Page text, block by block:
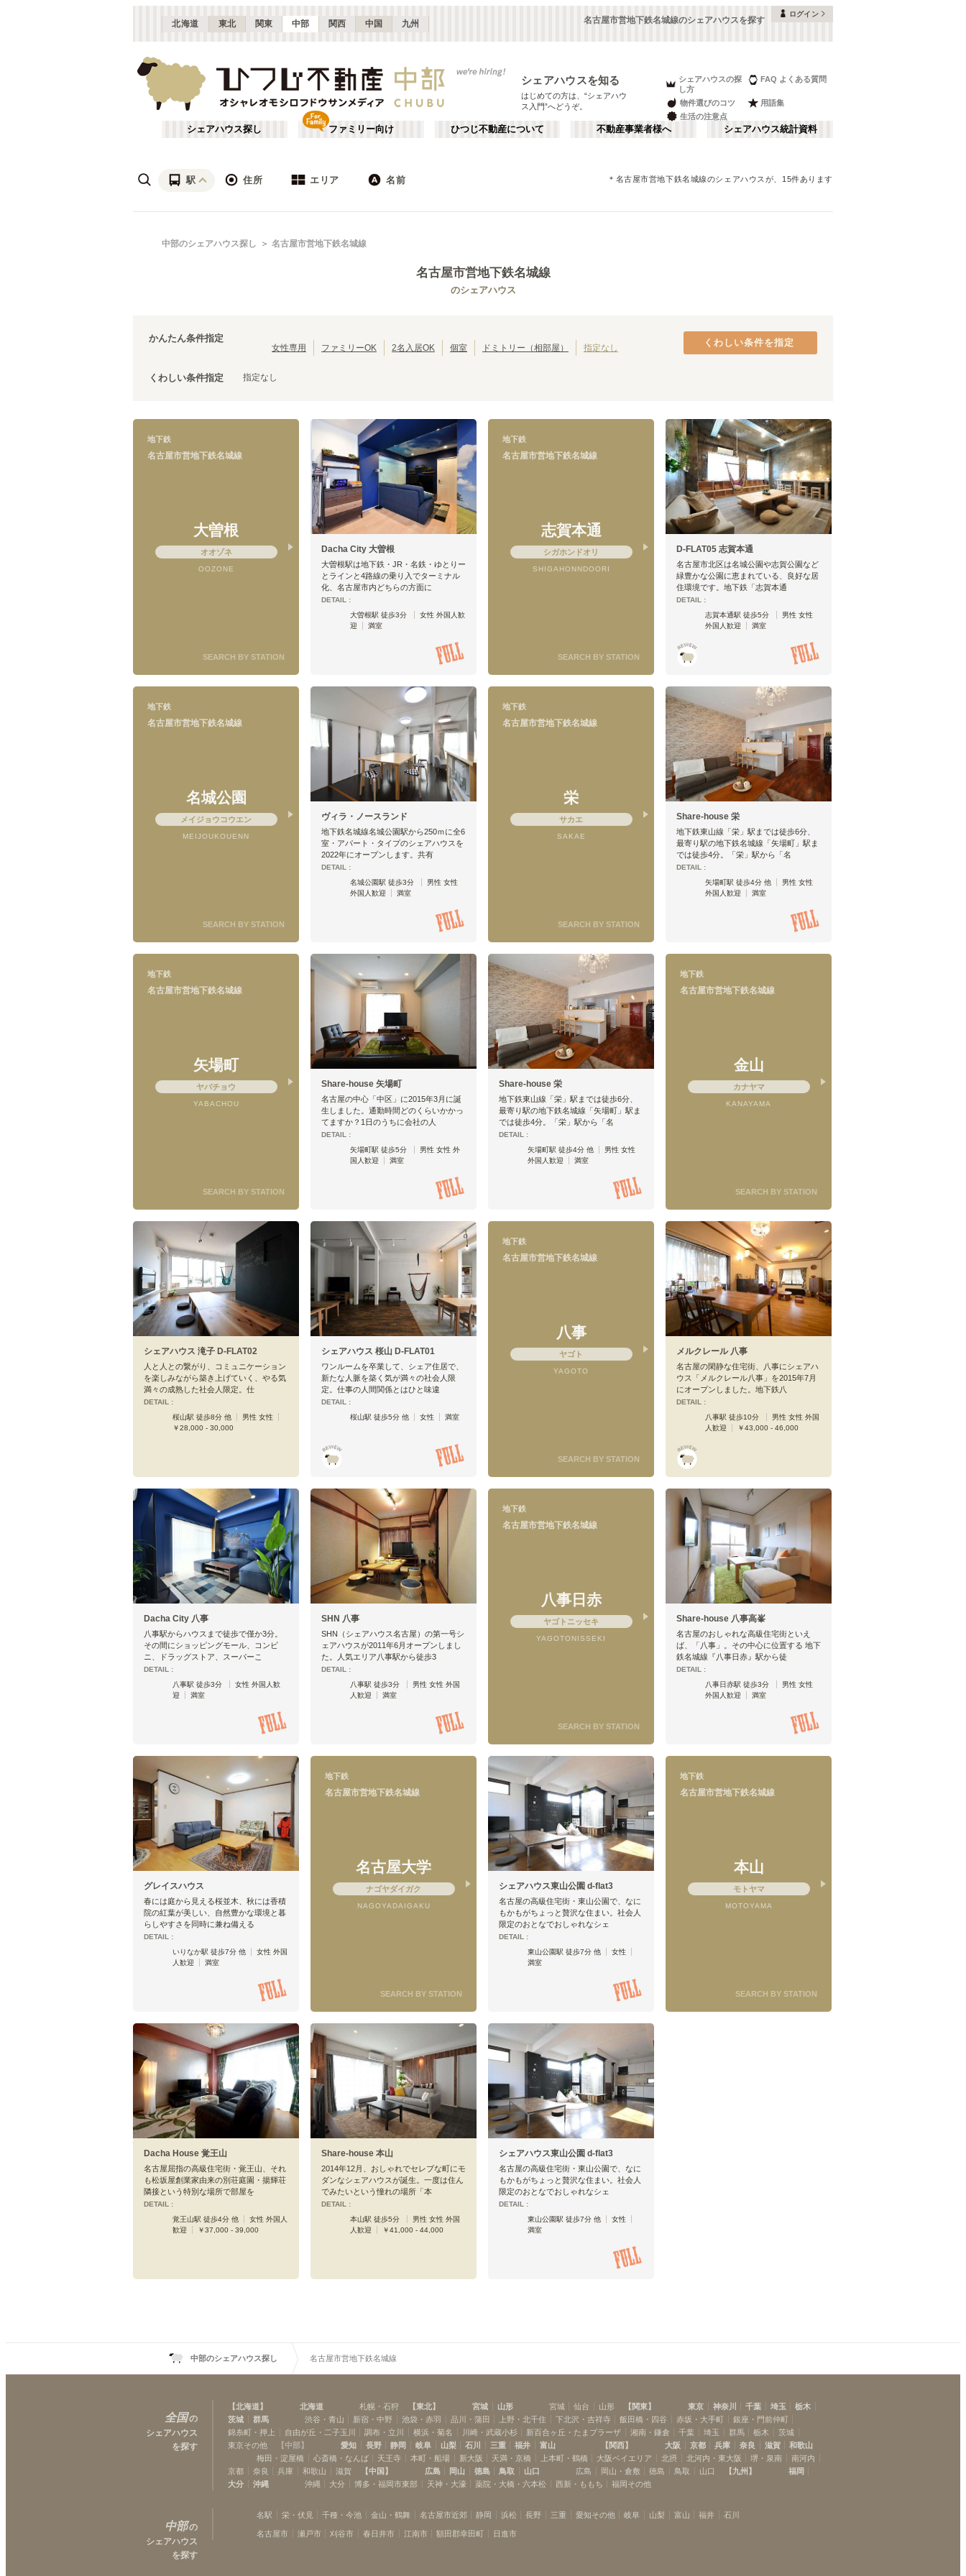
北海道 東北 関東 中部 関西 中国 九州 名古屋市営地下鉄名城線のシェアハウスを探す
ログイン
シェアハウスを知る
はじめての方は、“シェアハウ
ス入門”へどうぞ。
シェアハウスの探
し方
FAQ よくある質問
物件選びのコツ
用語集
生活の注意点
シェアハウス探し ファミリー向け ひつじ不動産について 不動産事業者様へ シェアハウス統計資料
駅 住所 エリア 名前 ＊ 名古屋市営地下鉄名城線のシェアハウスが、 15件あります
17 名古屋市営地下鉄名港線
名古屋市営地下鉄名城線
八事日赤 (2) 名古屋大学 (1) 本山 (3)
愛知 長野
瀬戸市 3)
額田郡幸田町
名駅 (6) 栄・伏見 (8)
岐阜 (5)
石川 (3)
あ行 か行
ぱ行
わ行
中部のシェアハウス探し 名古屋市営地下鉄名城線
名古屋市営地下鉄名城線
のシェアハウス
かんたん条件指定
女性専用 ファミリーOK 2名入居OK 個室 ドミトリー（相部屋） 指定なし
くわしい条件指定 指定なし
くわしい条件を指定
地下鉄
名古屋市営地下鉄名城線
大曽根
オオゾネ
OOZONE
SEARCH BY STATION
Dacha City 大曽根
大曽根駅は地下鉄・JR・名鉄・ゆとりー
とラインと4路線の乗り入でターミナル
化、名古屋市内どちらの方面に
DETAIL :
大曽根駅 徒歩3分
女性 外国人歓
迎
満室
地下鉄
名古屋市営地下鉄名城線
志賀本通
シガホンドオリ
SHIGAHONNDOORI
SEARCH BY STATION
D-FLAT05 志賀本通
名古屋市北区は名城公園や志賀公園など
緑豊かな公園に恵まれている、良好な居
住環境です。地下鉄「志賀本通
DETAIL :
志賀本通駅 徒歩5分
男性 女性
外国人歓迎
満室
地下鉄
名古屋市営地下鉄名城線
名城公園
メイジョウコウエン
MEIJOUKOUENN
SEARCH BY STATION
ヴィラ・ノースランド
地下鉄名城線名城公園駅から250ｍに全6
室・アパート・タイプのシェアハウスを
2022年にオープンします。共有
DETAIL :
名城公園駅 徒歩3分
男性 女性
外国人歓迎
満室
地下鉄
名古屋市営地下鉄名城線
栄
サカエ
SAKAE
SEARCH BY STATION
Share-house 栄
地下鉄東山線「栄」駅までは徒歩6分、
最寄り駅の地下鉄名城線「矢場町」駅ま
では徒歩4分。「栄」駅から「名
DETAIL :
矢場町駅 徒歩4分 他
男性 女性
外国人歓迎
満室
地下鉄
名古屋市営地下鉄名城線
矢場町
ヤバチョウ
YABACHOU
SEARCH BY STATION
Share-house 矢場町
名古屋の中心「中区」に2015年3月に誕
生しました。通勤時間どのくらいかかっ
てますか？1日のうちに会社の人
DETAIL :
矢場町駅 徒歩5分
男性 女性 外
国人歓迎
満室
Share-house 栄
地下鉄東山線「栄」駅までは徒歩6分、
最寄り駅の地下鉄名城線「矢場町」駅ま
では徒歩4分。「栄」駅から「名
DETAIL :
矢場町駅 徒歩4分 他
男性 女性
外国人歓迎
満室
地下鉄
名古屋市営地下鉄名城線
金山
カナヤマ
KANAYAMA
SEARCH BY STATION
シェアハウス 滝子 D-FLAT02
人と人との繋がり、コミュニケーション
を楽しみながら築き上げていく、やる気
満々の成熟した社会人限定。仕
DETAIL :
桜山駅 徒歩8分 他
男性 女性
￥28,000 - 30,000
シェアハウス 桜山 D-FLAT01
ワンルームを卒業して、シェア住居で、
新たな人脈を築く気が満々の社会人限
定。仕事の人間関係とはひと味違
DETAIL :
桜山駅 徒歩5分 他
女性 満室
地下鉄
名古屋市営地下鉄名城線
八事
ヤゴト
YAGOTO
SEARCH BY STATION
メルクレール 八事
名古屋の閑静な住宅街、八事にシェアハ
ウス「メルクレール八事」を2015年7月
にオープンしました。地下鉄八
DETAIL :
八事駅 徒歩10分
男性 女性 外国
人歓迎
￥43,000 - 46,000
Dacha City 八事
八事駅からハウスまで徒歩で僅か3分。
その間にショッピングモール、コンビ
ニ、ドラッグストア、スーパーこ
DETAIL :
八事駅 徒歩3分
女性 外国人歓
迎
満室
SHN 八事
SHN（シェアハウス名古屋）の第一号シ
ェアハウスが2011年6月オープンしまし
た。人気エリア八事駅から徒歩3
DETAIL :
八事駅 徒歩3分
男性 女性 外国
人歓迎
満室
地下鉄
名古屋市営地下鉄名城線
八事日赤
ヤゴトニッセキ
YAGOTONISSEKI
SEARCH BY STATION
Share-house 八事高峯
名古屋のおしゃれな高級住宅街といえ
ば、「八事」。その中心に位置する 地下
鉄名城線『八事日赤』駅から徒
DETAIL :
八事日赤駅 徒歩3分
男性 女性
外国人歓迎
満室
グレイスハウス
春には庭から見える桜並木、秋には香積
院の紅葉が美しい、自然豊かな環境と暮
らしやすさを同時に兼ね備える
DETAIL :
いりなか駅 徒歩7分 他
女性 外国
人歓迎
満室
地下鉄
名古屋市営地下鉄名城線
名古屋大学
ナゴヤダイガク
NAGOYADAIGAKU
SEARCH BY STATION
シェアハウス東山公園 d-flat3
名古屋の高級住宅街・東山公園で、なに
もかもがちょっと贅沢な住まい。社会人
限定のおとなでおしゃれなシェ
DETAIL :
東山公園駅 徒歩7分 他
女性
満室
地下鉄
名古屋市営地下鉄名城線
本山
モトヤマ
MOTOYAMA
SEARCH BY STATION
Dacha House 覚王山
名古屋屈指の高級住宅街・覚王山、それ
も松坂屋創業家由来の別荘庭園・揚輝荘
隣接という特別な場所で部屋を
DETAIL :
覚王山駅 徒歩4分 他
女性 外国人
歓迎
￥37,000 - 39,000
Share-house 本山
2014年12月、おしゃれでセレブな町にモ
ダンなシェアハウスが誕生。一度は住ん
でみたいという憧れの場所「本
DETAIL :
本山駅 徒歩5分
男性 女性 外国
人歓迎
￥41,000 - 44,000
シェアハウス東山公園 d-flat3
名古屋の高級住宅街・東山公園で、なに
もかもがちょっと贅沢な住まい。社会人
限定のおとなでおしゃれなシェ
DETAIL :
東山公園駅 徒歩7分 他
女性
満室
中部のシェアハウス探し 名古屋市営地下鉄名城線
全国の
シェアハウス
を探す
【北海道】 北海道 札幌・石狩 【東北】 宮城 山形 宮城 仙台 山形 【関東】 東京 神奈川 千葉 埼玉
栃木
茨城
群馬 渋谷・青山 新宿・中野 池袋・赤羽 品川・蒲田 上野・北千住 下北沢・吉祥寺 飯田橋・四谷 赤坂・大手町
銀座・門前仲町
錦糸町・押上
自由が丘・二子玉川 調布・立川 横浜・菊名 川崎・武蔵小杉 新百合ヶ丘・たまプラーザ 湘南・鎌倉 千葉 埼玉 群馬 栃木
茨城
東京その他
【中部】 愛知 長野 静岡 岐阜 山梨 石川 三重 福井 富山 【関西】 大阪 京都 兵庫 奈良 滋賀
和歌山
梅田・淀屋橋
心斎橋・なんば 天王寺 本町・船場 新大阪 天満・京橋 上本町・鶴橋 大阪ベイエリア 北摂 北河内・東大阪 堺・泉南
南河内
京都
奈良 兵庫 和歌山 滋賀 【中国 】 広島 岡山 徳島 鳥取 山口 広島 岡山・倉敷 徳島 鳥取 山口 【九州 】
福岡
大分
沖縄 沖縄 大分 博多・福岡市東部 天神・大濠 薬院・大橋・六本松 西新・ももち 福岡その他
中部の
シェアハウス
を探す
名駅 栄・伏見 千種・今池 金山・鶴舞 名古屋市近郊 静岡 浜松 長野 三重 愛知その他 岐阜 山梨 富山 福井 石川
名古屋市 瀬戸市 刈谷市 春日井市 江南市 額田郡幸田町 日進市